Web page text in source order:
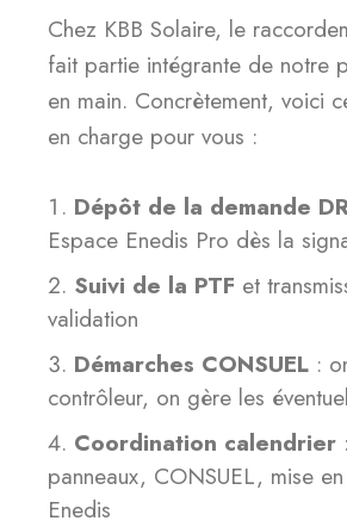
Chez KBB Solaire, le
fait partie intégrante de notre
en main. Concrètement, voici
en charge pour vous :
Dépôt de la demande
Espace Enedis Pro dès la
Suivi de la PTF et
validation
Démarches CONSUEL :
contrôleur, on gère les
Coordination calendrier
panneaux, CONSUEL, mise
Enedis